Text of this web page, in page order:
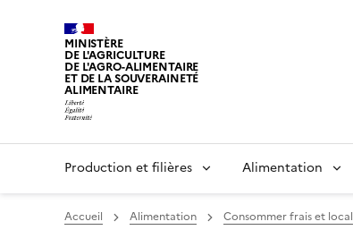
MINISTÈRE
DE L'AGRICULTURE
DE L'AGRO-ALIMENTAIRE
ET DE LA SOUVERAINETÉ
ALIMENTAIRE
Production et filières Alimentation
Accueil Alimentation Consommer frais et local